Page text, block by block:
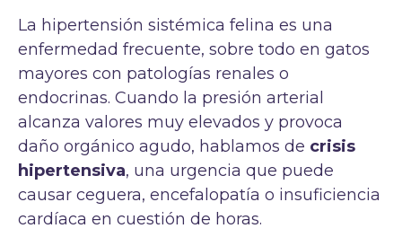
La hipertensión sistémica felina es una
enfermedad frecuente, sobre todo en gatos
mayores con patologías renales o
endocrinas. Cuando la presión arterial
alcanza valores muy elevados y provoca
daño orgánico agudo, hablamos de crisis
hipertensiva, una urgencia que puede
causar ceguera, encefalopatía o insuficiencia
cardíaca en cuestión de horas.